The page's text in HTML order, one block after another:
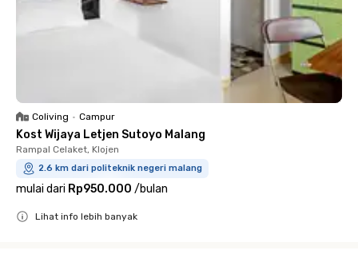
Coliving • Campur
Kost Wijaya Letjen Sutoyo Malang
Rampal Celaket, Klojen
2.6 km dari politeknik negeri malang
mulai dari Rp950.000 /bulan
Lihat info lebih banyak